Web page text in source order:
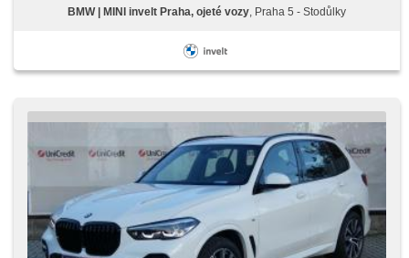
asistent změny jízdního pruhu, asistent jízdy v jízdním
Bluetooth, USB, hlasové ovládání palubního počítače,
bezdrátová nabíječka mobilních telefonů, digitální přístrojová
deska, head-up display, digitální přístrojový štít, dotykové
ostřikovačů čelního skla, beheizte Spiegel, Klimaautomatik,
Scheibenwischersensor, ABS, Elektronisches
Stabilitätsprogramm (ESP), Antriebsschlupfregelung (ASR),
isofix, Bordcomputer, Autoradio, Servolenkung, Lenkrad
einstellbar, Wegfahrsperre, El. Seitenscheiben,
Außenthermometer, Antrieb 4x4
BMW | MINI invelt Praha, ojeté vozy , Praha 5 - Stodůlky